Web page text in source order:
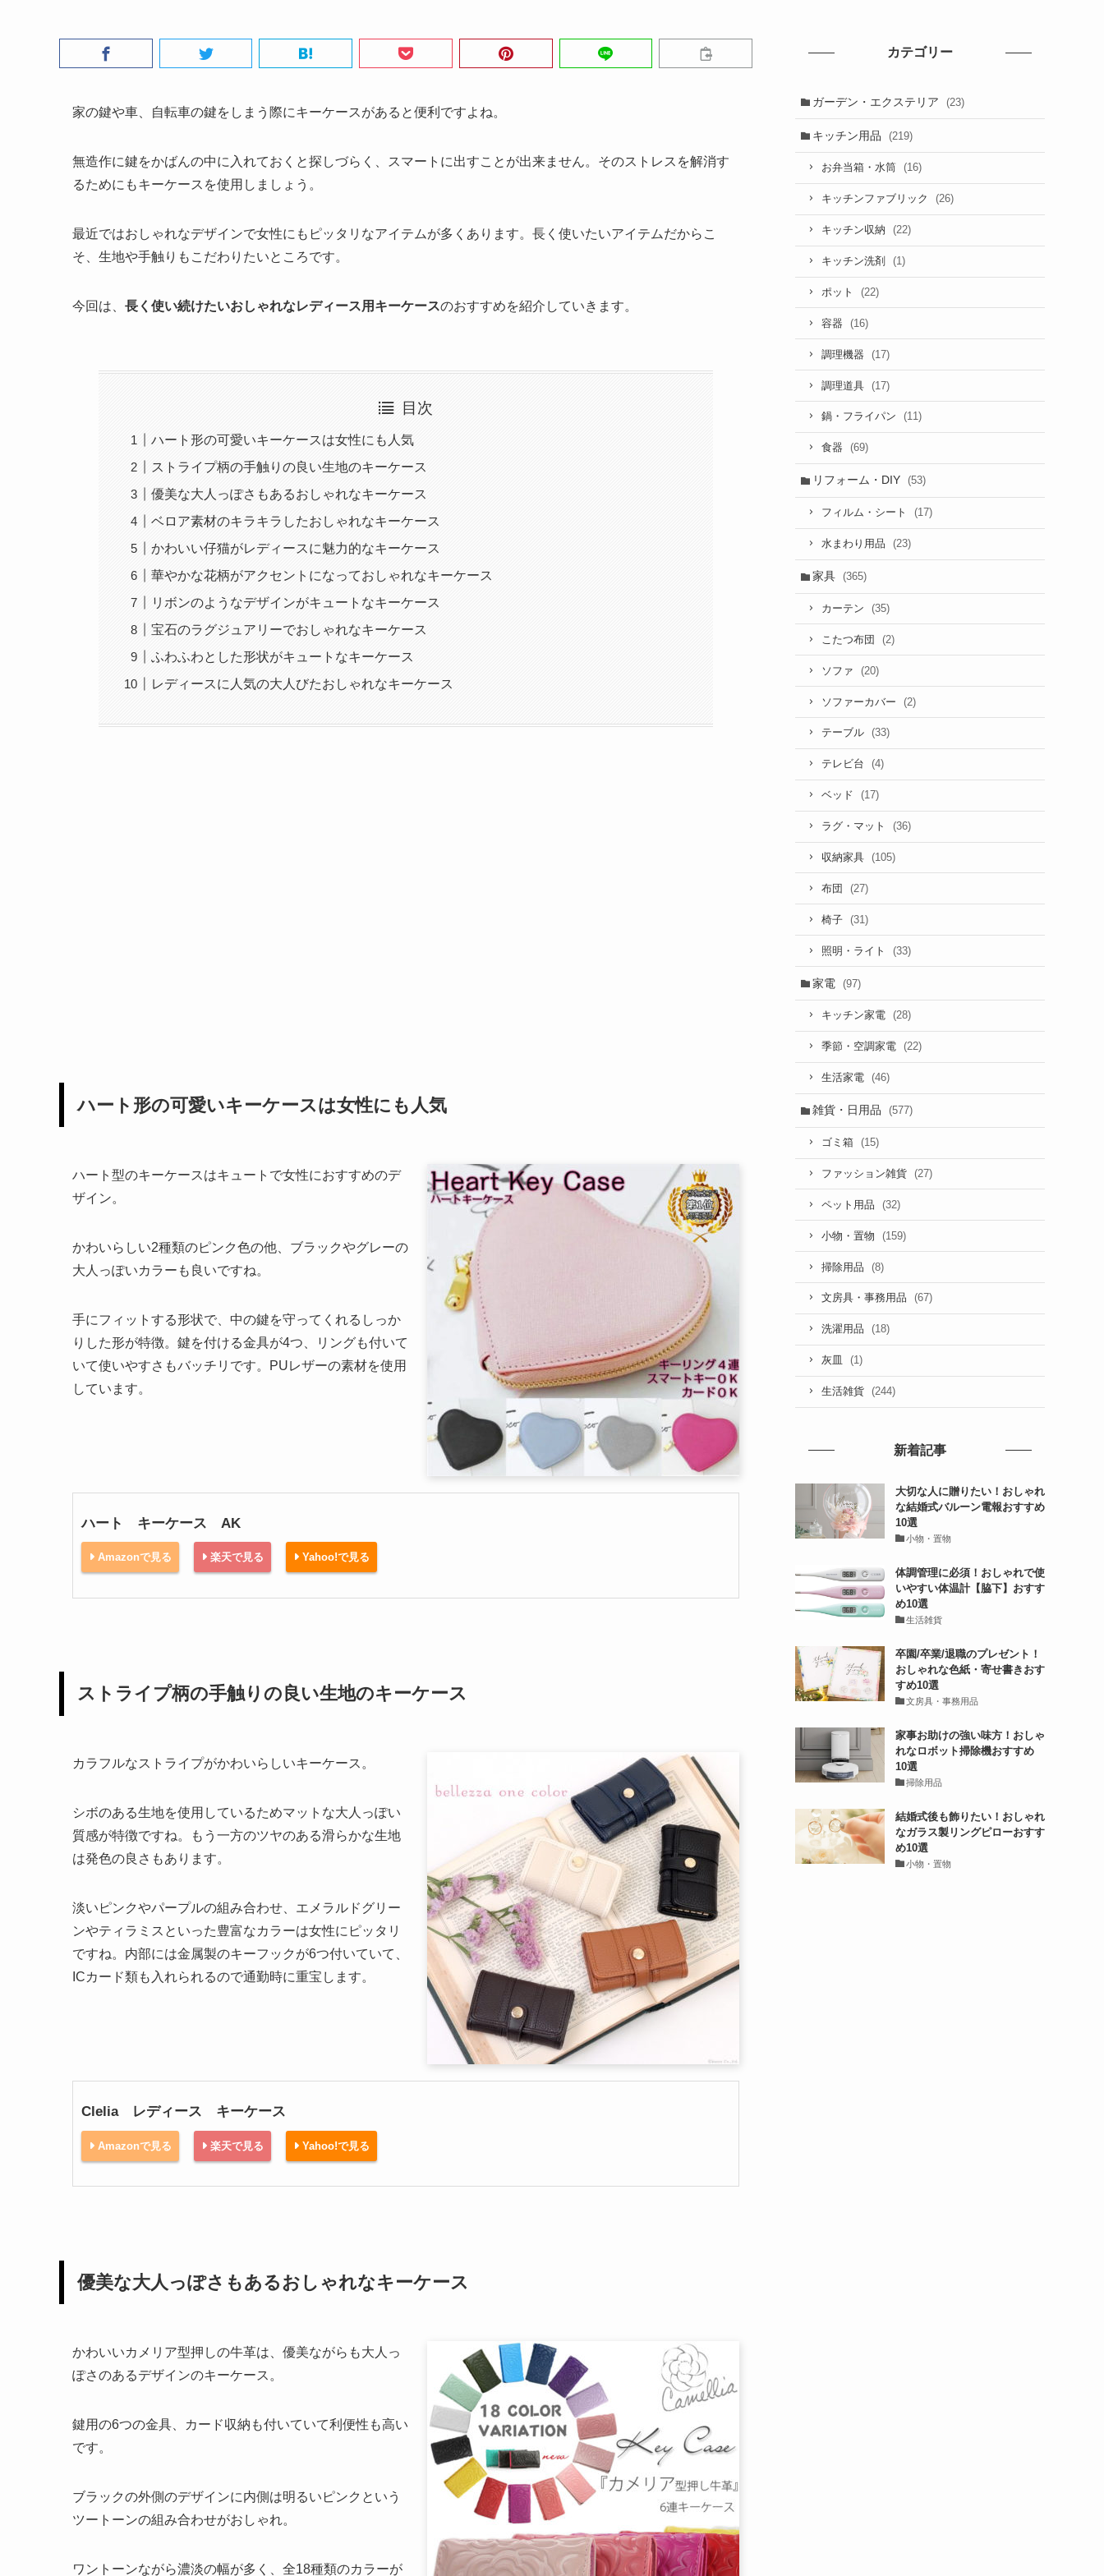
家の鍵や車、自転車の鍵をしまう際にキーケースがあると便利ですよね。
無造作に鍵をかばんの中に入れておくと探しづらく、スマートに出すことが出来ません。そのストレスを解消す
るためにもキーケースを使用しましょう。
最近ではおしゃれなデザインで女性にもピッタリなアイテムが多くあります。長く使いたいアイテムだからこ
そ、生地や手触りもこだわりたいところです。
今回は、 長く使い続けたいおしゃれなレディース用キーケースのおすすめを紹介していきます。
目次
ハート形の可愛いキーケースは女性にも人気
ストライプ柄の手触りの良い生地のキーケース
優美な大人っぽさもあるおしゃれなキーケース
ベロア素材のキラキラしたおしゃれなキーケース
かわいい仔猫がレディースに魅力的なキーケース
華やかな花柄がアクセントになっておしゃれなキーケース
リボンのようなデザインがキュートなキーケース
宝石のラグジュアリーでおしゃれなキーケース
ふわふわとした形状がキュートなキーケース
レディースに人気の大人びたおしゃれなキーケース
ハート形の可愛いキーケースは女性にも人気
ハート型のキーケースはキュートで女性におすすめのデ
ザイン。
かわいらしい2種類のピンク色の他、ブラックやグレーの
大人っぽいカラーも良いですね。
手にフィットする形状で、中の鍵を守ってくれるしっか
りした形が特徴。鍵を付ける金具が4つ、リングも付いて
いて使いやすさもバッチリです。PUレザーの素材を使用
しています。
ハート キーケース AK
Amazonで見る 楽天で見る Yahoo!で見る
ストライプ柄の手触りの良い生地のキーケース
カラフルなストライプがかわいらしいキーケース。
シボのある生地を使用しているためマットな大人っぽい
質感が特徴ですね。もう一方のツヤのある滑らかな生地
は発色の良さもあります。
淡いピンクやパープルの組み合わせ、エメラルドグリー
ンやティラミスといった豊富なカラーは女性にピッタリ
ですね。内部には金属製のキーフックが6つ付いていて、
ICカード類も入れられるので通勤時に重宝します。
Clelia レディース キーケース
Amazonで見る 楽天で見る Yahoo!で見る
優美な大人っぽさもあるおしゃれなキーケース
かわいいカメリア型押しの牛革は、優美ながらも大人っ
ぽさのあるデザインのキーケース。
鍵用の6つの金具、カード収納も付いていて利便性も高い
です。
ブラックの外側のデザインに内側は明るいピンクという
ツートーンの組み合わせがおしゃれ。
ワントーンながら濃淡の幅が多く、全18種類のカラーが
カテゴリー
ガーデン・エクステリア (23)
キッチン用品 (219)
お弁当箱・水筒 (16)
キッチンファブリック (26)
キッチン収納 (22)
キッチン洗剤 (1)
ポット (22)
容器 (16)
調理機器 (17)
調理道具 (17)
鍋・フライパン (11)
食器 (69)
リフォーム・DIY (53)
フィルム・シート (17)
水まわり用品 (23)
家具 (365)
カーテン (35)
こたつ布団 (2)
ソファ (20)
ソファーカバー (2)
テーブル (33)
テレビ台 (4)
ベッド (17)
ラグ・マット (36)
収納家具 (105)
布団 (27)
椅子 (31)
照明・ライト (33)
家電 (97)
キッチン家電 (28)
季節・空調家電 (22)
生活家電 (46)
雑貨・日用品 (577)
ゴミ箱 (15)
ファッション雑貨 (27)
ペット用品 (32)
小物・置物 (159)
掃除用品 (8)
文房具・事務用品 (67)
洗濯用品 (18)
灰皿 (1)
生活雑貨 (244)
新着記事
大切な人に贈りたい！おしゃれ
な結婚式バルーン電報おすすめ
10選
小物・置物
体調管理に必須！おしゃれで使
いやすい体温計【脇下】おすす
め10選
生活雑貨
卒園/卒業/退職のプレゼント！
おしゃれな色紙・寄せ書きおす
すめ10選
文房具・事務用品
家事お助けの強い味方！おしゃ
れなロボット掃除機おすすめ
10選
掃除用品
結婚式後も飾りたい！おしゃれ
なガラス製リングピローおすす
め10選
小物・置物